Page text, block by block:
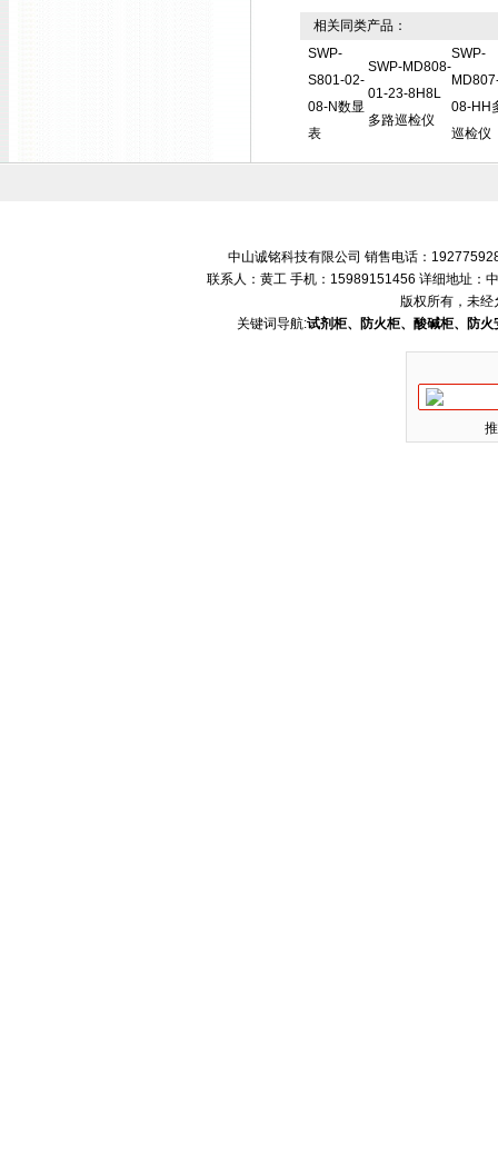
相关同类产品：
SWP-
S801-02-
08-N数显
表
SWP-MD808-
01-23-8H8L
多路巡检仪
SWP-
08-HH
巡检仪
中山诚铭科技有限公司 销售电话：
联系人：黄工 手机：15989151456 详细地址：
版权所有，未经
关键词导航:试剂柜、防火柜、酸碱柜、防